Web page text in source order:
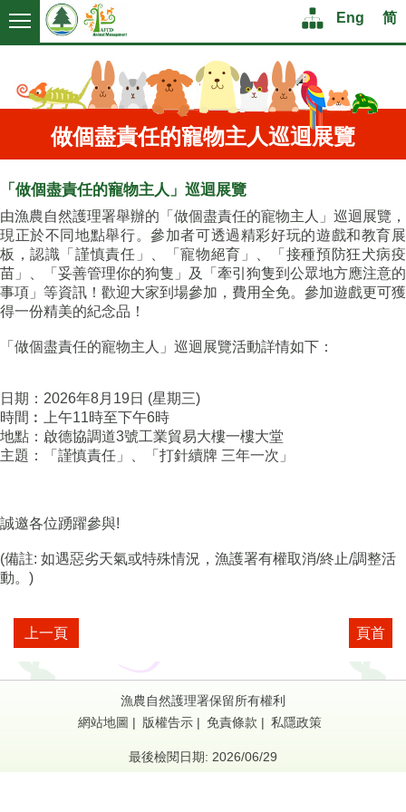
Logo Logo Structure
Eng
Eng 简
简
做個盡責任的寵物主人巡迴展覽
「做個盡責任的寵物主人」巡迴展覽
由漁農自然護理署舉辦的「做個盡責任的寵物主人」巡迴展覽，
現正於不同地點舉行。參加者可透過精彩好玩的遊戲和教育展
板，認識「謹慎責任」、「寵物絕育」、「接種預防狂犬病疫
苗」、「妥善管理你的狗隻」及「牽引狗隻到公眾地方應注意的
事項」等資訊！歡迎大家到場參加，費用全免。參加遊戲更可獲
得一份精美的紀念品！
「做個盡責任的寵物主人」巡迴展覽活動詳情如下：
日期：2026年8月19日 (星期三)
時間︰上午11時至下午6時
地點：啟德協調道3號工業貿易大樓一樓大堂
主題：「謹慎責任」
「打針續牌 三年一次」
誠邀各位踴躍參與!
(備註: 如遇惡劣天氣或特殊情況，漁護署有權取消/終止/調整活
動。)
上一頁 頁首
漁農自然護理署保留所有權利
網站地圖 | 版權告示 | 免責條款 | 私隱政策
最後檢閱日期: 2026/06/29